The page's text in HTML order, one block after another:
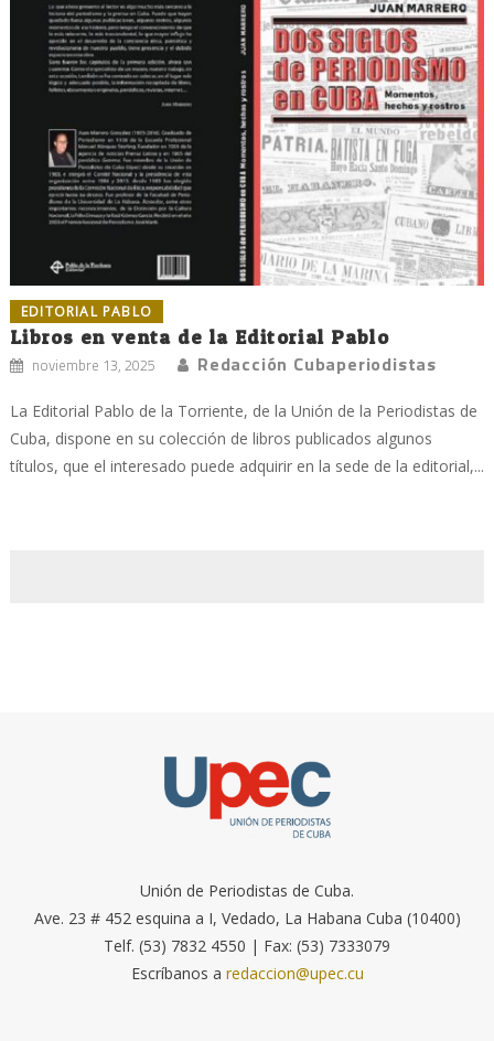
EDITORIAL PABLO
Libros en venta de la Editorial Pablo
noviembre 13, 2025 Redacción Cubaperiodistas
La Editorial Pablo de la Torriente, de la Unión de la Periodistas de
Cuba, dispone en su colección de libros publicados algunos
títulos, que el interesado puede adquirir en la sede de la editorial,...
Unión de Periodistas de Cuba.
Ave. 23 # 452 esquina a I, Vedado, La Habana Cuba (10400)
Telf. (53) 7832 4550 | Fax: (53) 7333079
Escríbanos a redaccion@upec.cu